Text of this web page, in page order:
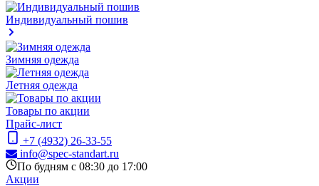
Индивидуальный пошив
Зимняя одежда
Летняя одежда
Товары по акции
Прайс-лист
+7 (4932) 26-33-55
info@spec-standart.ru
По будням с 08:30 до 17:00
Акции